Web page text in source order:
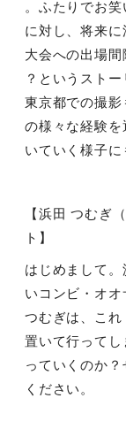
。ふたりでお
に対し、将来
大会への出場
？というスト
東京都での撮
の様々な経験
いていく様子に
【浜田 つむぎ
ト】
はじめまして
いコンビ・オオ
つむぎは、こ
置いて行って
っていくのか
ください。